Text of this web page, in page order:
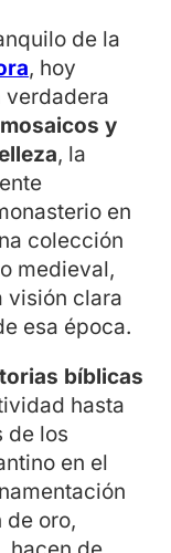
de la
, hoy
verdadera
mosaicos y
, la
en
colección
medieval,
visión clara
esa época.
bíblicas
hasta
de los
en el
de oro,